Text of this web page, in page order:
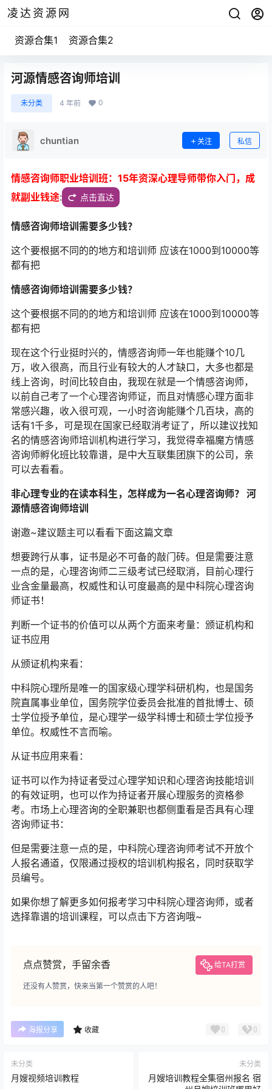
凌达资源网
资源合集1 资源合集2
河源情感咨询师培训
未分类 4 年前 0
chuntian 关注 私信
情感咨询师职业培训班：15年资深心理导师带你入门，成
就副业钱途: 点击直达
情感咨询师培训需要多少钱？
这个要根据不同的的地方和培训师 应该在1000到10000等
都有把
情感咨询师培训需要多少钱？
这个要根据不同的的地方和培训师 应该在1000到10000等
都有把
现在这个行业挺时兴的，情感咨询师一年也能赚个10几
万，收入很高，而且行业有较大的人才缺口，大多也都是
线上咨询，时间比较自由，我现在就是一个情感咨询师，
以前自己考了一个心理咨询师证，而且对情感心理方面非
常感兴趣，收入很可观，一小时咨询能赚个几百块，高的
话有1千多，可是现在国家已经取消考证了，所以建议找知
名的情感咨询师培训机构进行学习，我觉得幸福魔方情感
咨询师孵化班比较靠谱，是中大互联集团旗下的公司，亲
可以去看看。
非心理专业的在读本科生，怎样成为一名心理咨询师？ 河
源情感咨询师培训
谢邀~建议题主可以看看下面这篇文章
想要跨行从事，证书是必不可备的敲门砖。但是需要注意
一点的是，心理咨询师二三级考试已经取消，目前心理行
业含金量最高，权威性和认可度最高的是中科院心理咨询
师证书！
判断一个证书的价值可以从两个方面来考量：颁证机构和
证书应用
从颁证机构来看：
中科院心理所是唯一的国家级心理学科研机构，也是国务
院直属事业单位，国务院学位委员会批准的首批博士、硕
士学位授予单位，是心理学一级学科博士和硕士学位授予
单位。权威性不言而喻。
从证书应用来看：
证书可以作为持证者受过心理学知识和心理咨询技能培训
的有效证明，也可以作为持证者开展心理服务的资格参
考。市场上心理咨询的全职兼职也都侧重看是否具有心理
咨询师证书：
但是需要注意一点的是，中科院心理咨询师考试不开放个
人报名通道，仅限通过授权的培训机构报名，同时获取学
员编号。
如果你想了解更多如何报考学习中科院心理咨询师，或者
选择靠谱的培训课程，可以点击下方咨询哦~
点点赞赏，手留余香 给TA打赏
还没有人赞赏，快来当第一个赞赏的人吧！
海报分享 收藏 0 0
未分类
月嫂视频培训教程
未分类
月嫂培训教程全集宿州报名 宿